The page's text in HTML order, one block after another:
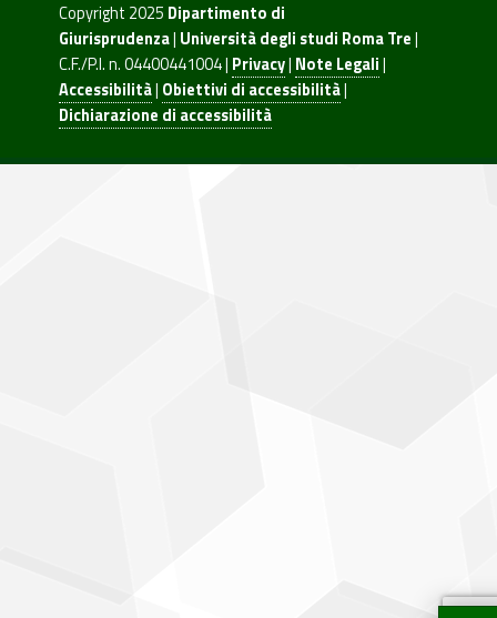
Copyright 2025 Dipartimento di
Giurisprudenza| Università degli studi Roma Tre|
C.F./P.I. n. 04400441004 | Privacy| Note Legali|
Accessibilità| Obiettivi di accessibilità|
Dichiarazione di accessibilità